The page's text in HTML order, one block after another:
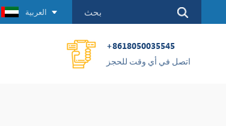
العربية
+8618050035545
اتصل في أي وقت للحجز